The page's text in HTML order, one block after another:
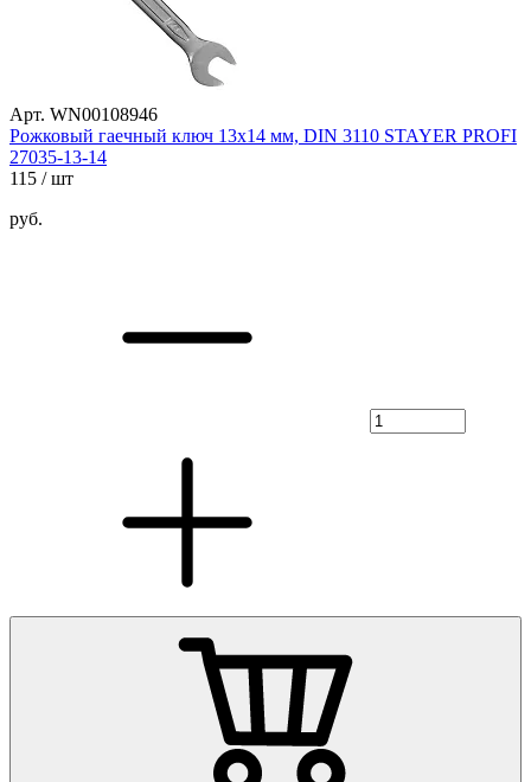
Арт. WN00108946
Рожковый гаечный ключ 13x14 мм, DIN 3110 STAYER PROFI
27035-13-14
115 / шт
руб.